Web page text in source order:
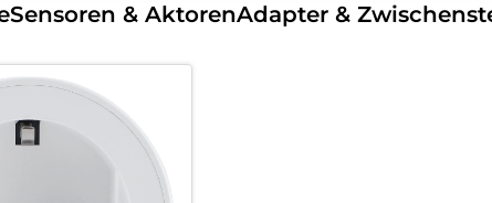
Sensoren & AktorenAdapter &